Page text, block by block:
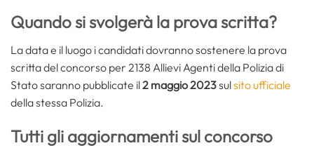
Quando si svolgerà la prova scritta?
La data e il luogo i candidati dovranno sostenere la prova
scritta del concorso per 2138 Allievi Agenti della Polizia di
Stato saranno pubblicate il2 maggio 2023sulsito ufficiale
della stessa Polizia.
Tutti gli aggiornamenti sul concorso